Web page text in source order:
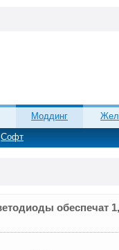
Софт
Моддинг
обеспечат